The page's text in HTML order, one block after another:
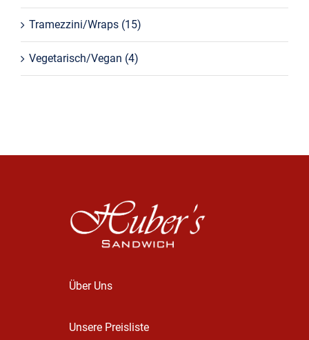
Tramezzini/Wraps (15)
Vegetarisch/Vegan (4)
Über Uns
Unsere Preisliste